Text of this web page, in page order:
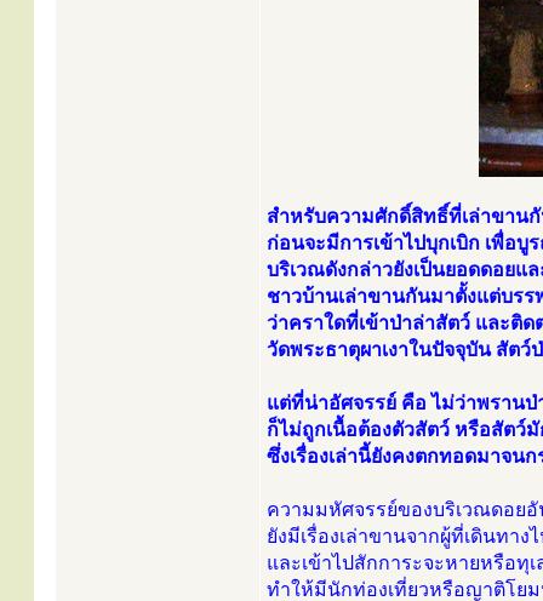
สำหรับความศักดิ์สิทธิ์ที่เล่าขาน
ก่อนจะมีการเข้าไปบุกเบิก เพื่อบู
บริเวณดังกล่าวยังเป็นยอดดอยแ
ชาวบ้านเล่าขานกันมาตั้งแต่บรร
ว่าคราใดที่เข้าป่าล่าสัตว์ และติ
วัดพระธาตุผาเงาในปัจจุบัน สัต
แต่ที่น่าอัศจรรย์ คือ ไม่ว่าพราน
ก็ไม่ถูกเนื้อต้องตัวสัตว์ หรือสัตว์
ซึ่งเรื่องเล่านี้ยังคงตกทอดมาจน
ความมหัศจรรย์ของบริเวณดอยอั
ยังมีเรื่องเล่าขานจากผู้ที่เดินทาง
และเข้าไปสักการะจะหายหรือทุ
ทำให้มีนักท่องเที่ยวหรือญาติโยม